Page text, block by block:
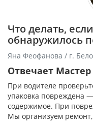
Что делать,
обнаружилось
Яна Феофанова / г.
Отвечает Мастер
При водителе
упаковка повреждена
содержимое. При
Мы организуем